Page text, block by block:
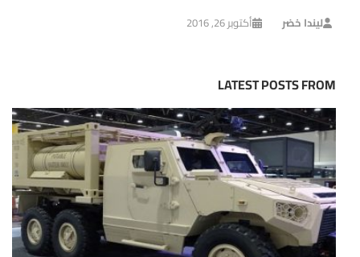
ليندا خضر أكتوبر 26, 2016
LATEST POSTS FROM